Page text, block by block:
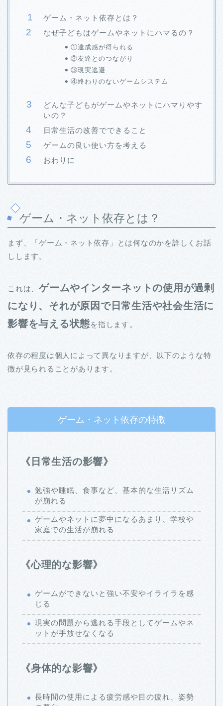
ゲーム・ネット依存とは？
なぜ子どもはゲームやネットにハマるの？
①達成感が得られる
②友達とのつながり
③現実逃避
④終わりのないゲームシステム
どんな子どもがゲームやネットにハマりやす
いの？
日常生活の改善でできること
ゲームの良い使い方を考える
おわりに
ゲーム・ネット依存とは？
まず、「ゲーム・ネット依存」とは何なのかを詳しくお話
しします。
これは、ゲームやインターネットの使用が過剰
になり、それが原因で日常生活や社会生活に
影響を与える状態を指します。
依存の程度は個人によって異なりますが、以下のような特
徴が見られることがあります。
ゲーム・ネット依存の特徴
《日常生活の影響》
勉強や睡眠、食事など、基本的な生活リズム
が崩れる
ゲームやネットに夢中になるあまり、学校や
家庭での生活が崩れる
《心理的な影響》
ゲームができないと強い不安やイライラを感
じる
現実の問題から逃れる手段としてゲームやネ
ットが手放せなくなる
《身体的な影響》
長時間の使用による疲労感や目の疲れ、姿勢